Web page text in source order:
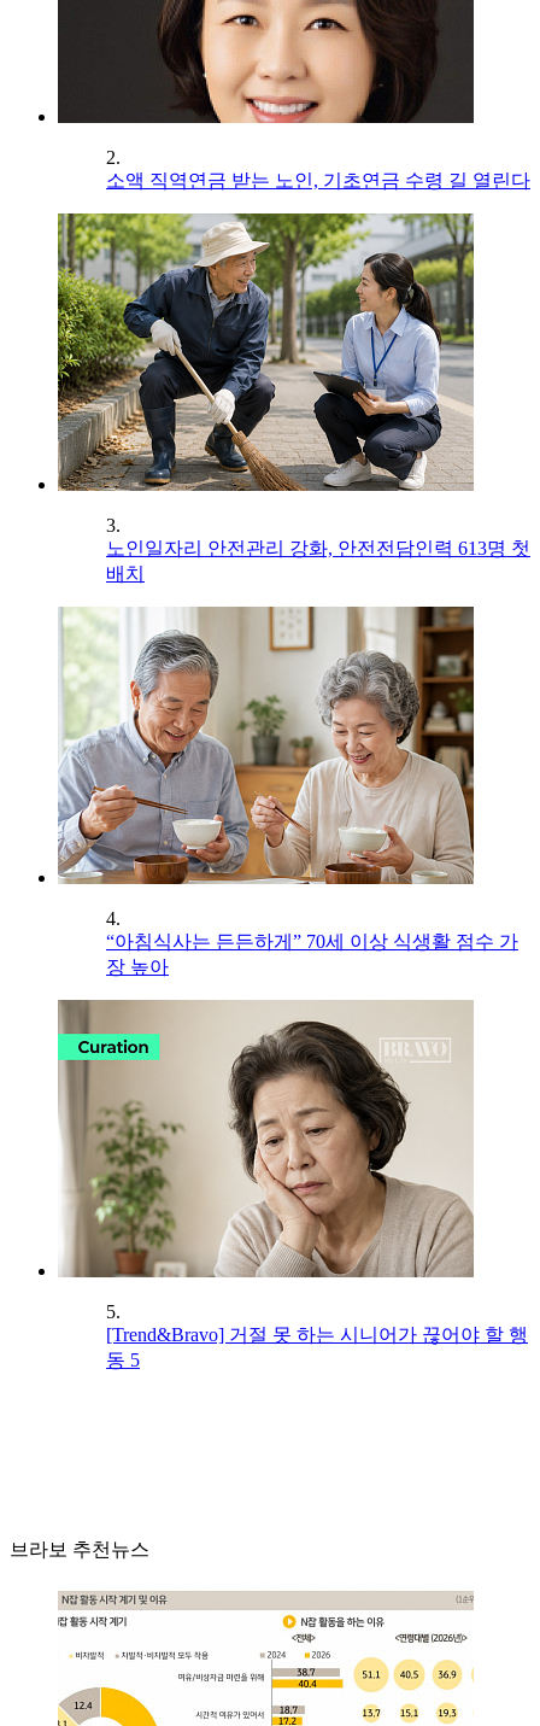
2.
소액 직역연금 받는 노인, 기초연금 수령 길 열린다
3.
노인일자리 안전관리 강화, 안전전담인력 613명 첫
배치
4.
“아침식사는 든든하게” 70세 이상 식생활 점수 가
장 높아
5.
[Trend&Bravo] 거절 못 하는 시니어가 끊어야 할 행
동 5
브라보 추천뉴스